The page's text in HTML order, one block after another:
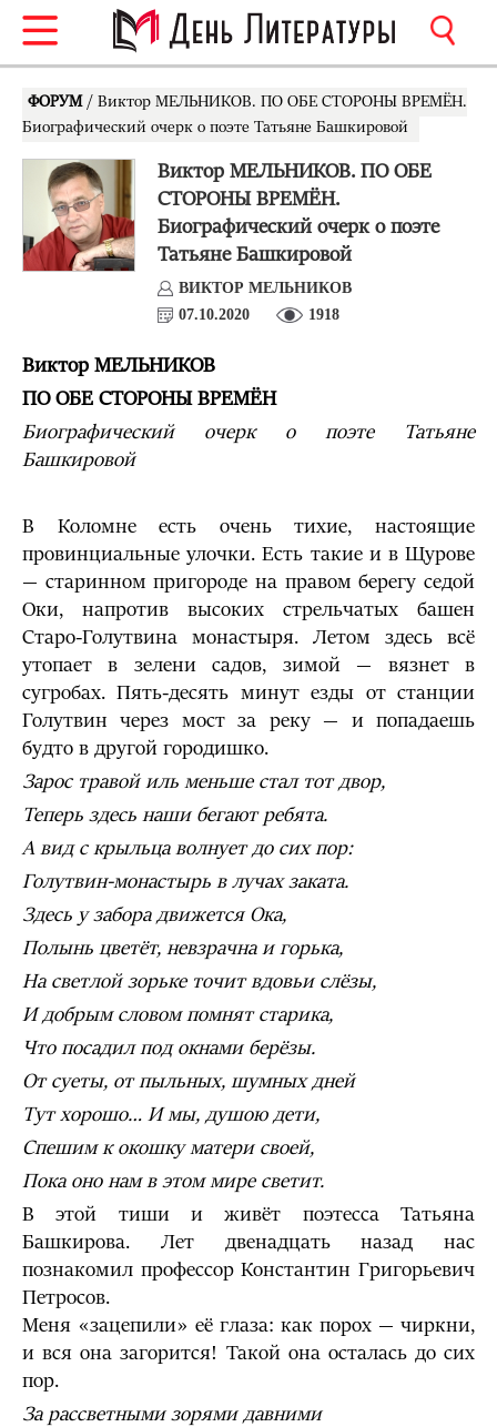
ФОРУМ / Виктор МЕЛЬНИКОВ. ПО ОБЕ СТОРОНЫ ВРЕМЁН.
Биографический очерк о поэте Татьяне Башкировой
Виктор МЕЛЬНИКОВ. ПО ОБЕ
СТОРОНЫ ВРЕМЁН.
Биографический очерк о поэте
Татьяне Башкировой
ВИКТОР МЕЛЬНИКОВ
07.10.2020
1918
Виктор МЕЛЬНИКОВ
ПО ОБЕ СТОРОНЫ ВРЕМЁН
Биографический очерк о поэте Татьяне
Башкировой
В Коломне есть очень тихие, настоящие
провинциальные улочки. Есть такие и в Щурове
— старинном пригороде на правом берегу седой
Оки, напротив высоких стрельчатых башен
Старо-Голутвина монастыря. Летом здесь всё
утопает в зелени садов, зимой — вязнет в
сугробах. Пять-десять минут езды от станции
Голутвин через мост за реку — и попадаешь
будто в другой городишко.
Зарос травой иль меньше стал тот двор,
Теперь здесь наши бегают ребята.
А вид с крыльца волнует до сих пор:
Голутвин-монастырь в лучах заката.
Здесь у забора движется Ока,
Полынь цветёт, невзрачна и горька,
На светлой зорьке точит вдовьи слёзы,
И добрым словом помнят старика,
Что посадил под окнами берёзы.
От суеты, от пыльных, шумных дней
Тут хорошо… И мы, душою дети,
Спешим к окошку матери своей,
Пока оно нам в этом мире светит.
В этой тиши и живёт поэтесса Татьяна
Башкирова. Лет двенадцать назад нас
познакомил профессор Константин Григорьевич
Петросов.
Меня «зацепили» её глаза: как порох — чиркни,
и вся она загорится! Такой она осталась до сих
пор.
За рассветными зорями давними